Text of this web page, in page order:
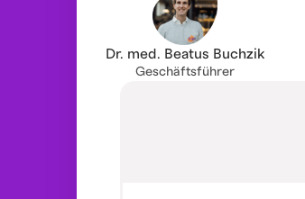
Dr. med. Beatus Buchzik
Geschäftsführer